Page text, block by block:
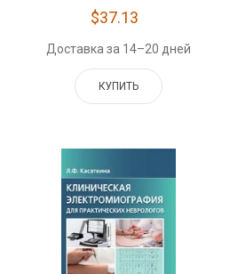
$37.13
Доставка за 14–20 дней
КУПИТЬ